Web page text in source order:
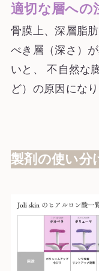
適切な層への
骨膜上、深層脂
べき層（深さ）
いと、 不自然な
ど）の原因にな
製剤の使い分